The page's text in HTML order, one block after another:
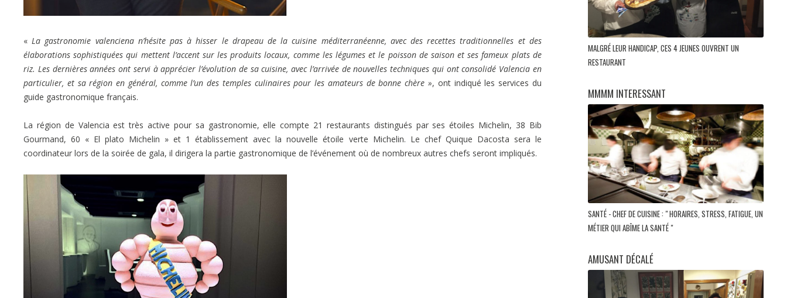
«La gastronomie valenciena n’hésite pas à hisser le drapeau de la cuisine méditerranéenne, avec des recettes traditionnelles et des
élaborations sophistiquées qui mettent l’accent sur les produits locaux, comme les légumes et le poisson de saison et ses fameux plats de
riz. Les dernières années ont servi à apprécier l’évolution de sa cuisine, avec l’arrivée de nouvelles techniques qui ont consolidé Valencia en
particulier, et sa région en général, comme l’un des temples culinaires pour les amateurs de bonne chère », ont indiqué les services du
guide gastronomique français.
La région de Valencia est très active pour sa gastronomie, elle compte 21 restaurants distingués par ses étoiles Michelin, 38 Bib
Gourmand, 60 « El plato Michelin » et 1 établissement avec la nouvelle étoile verte Michelin. Le chef Quique Dacosta sera le
coordinateur lors de la soirée de gala, il dirigera la partie gastronomique de l’événement où de nombreux autres chefs seront impliqués.
MALGRÉ LEUR HANDICAP, CES 4 JEUNES OUVRENT UN
RESTAURANT
MMMM INTERESSANT
SANTÉ - CHEF DE CUISINE : " HORAIRES, STRESS, FATIGUE, UN
MÉTIER QUI ABÎME LA SANTÉ "
AMUSANT DÉCALÉ